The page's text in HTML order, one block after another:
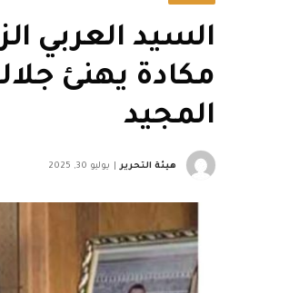
السيد العربي
مكادة يهنئ
المجيد
هيئة التحرير يوليو 30, 2025